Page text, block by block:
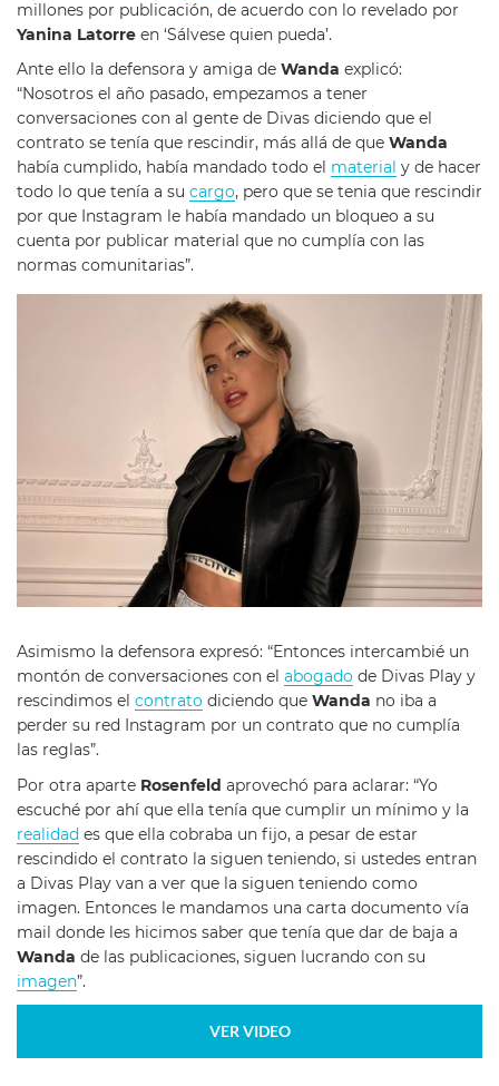
millones por publicación, de acuerdo con lo revelado por
Yanina Latorre en ‘Sálvese quien pueda’.
Ante ello la defensora y amiga de Wanda explicó:
“Nosotros el año pasado, empezamos a tener
conversaciones con al gente de Divas diciendo que el
contrato se tenía que rescindir, más allá de que Wanda
había cumplido, había mandado todo el material y de hacer
todo lo que tenía a su cargo, pero que se tenia que rescindir
por que Instagram le había mandado un bloqueo a su
cuenta por publicar material que no cumplía con las
normas comunitarias”.
Asimismo la defensora expresó: “Entonces intercambié un
montón de conversaciones con el abogado de Divas Play y
rescindimos el contrato diciendo que Wanda no iba a
perder su red Instagram por un contrato que no cumplía
las reglas”.
Por otra aparte Rosenfeld aprovechó para aclarar: “Yo
escuché por ahí que ella tenía que cumplir un mínimo y la
realidad es que ella cobraba un fijo, a pesar de estar
rescindido el contrato la siguen teniendo, si ustedes entran
a Divas Play van a ver que la siguen teniendo como
imagen. Entonces le mandamos una carta documento vía
mail donde les hicimos saber que tenía que dar de baja a
Wanda de las publicaciones, siguen lucrando con su
imagen”.
VER VIDEO